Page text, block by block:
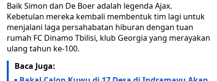
Baik Simon dan De Boer adalah legenda Ajax.
Kebetulan mereka kembali membentuk tim lagi untuk
menjalani laga persahabatan hiburan dengan tuan
rumah FC Dinamo Tbilisi, klub Georgia yang merayakan
ulang tahun ke-100.
Baca Juga: